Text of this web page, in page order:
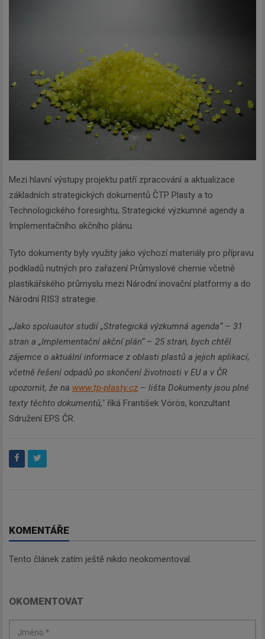
Mezi hlavní výstupy projektu patří zpracování a aktualizace
základních strategických dokumentů ČTP Plasty a to
Technologického foresightu, Strategické výzkumné agendy a
Implementačního akčního plánu.
Tyto dokumenty byly využity jako výchozí materiály pro přípravu
podkladů nutných pro zařazení Průmyslové chemie včetně
plastikářského průmyslu mezi Národní inovační platformy a do
Národní RIS3 strategie.
„Jako spoluautor studií „Strategická výzkumná agenda“ – 31
stran a „Implementační akční plán“ – 25 stran, bych chtěl
zájemce o aktuální informace z oblasti plastů a jejich aplikací,
včetně řešení odpadů po skončení životnosti v EU a v ČR
upozornit, že na www.tp-plasty.cz – lišta Dokumenty jsou plné
texty těchto dokumentů," říká František Vörös, konzultant
Sdružení EPS ČR.
KOMENTÁŘE
Tento článek zatím ještě nikdo neokomentoval.
OKOMENTOVAT